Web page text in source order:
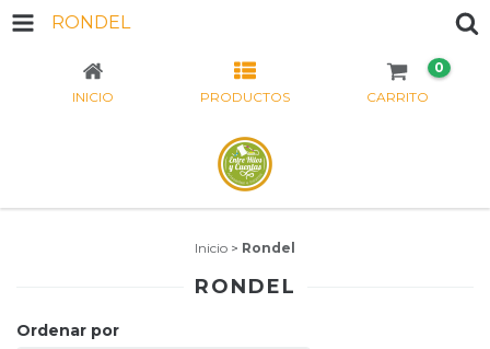
RONDEL
INICIO PRODUCTOS CARRITO
0
Inicio > Rondel
RONDEL
Ordenar por